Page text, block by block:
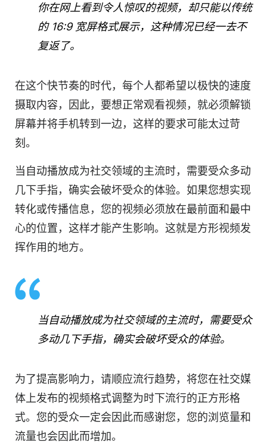
你在网上看到令人惊叹的视频，却只能以传统
的 16:9 宽屏格式展示，这种情况已经一去不
复返了。
在这个快节奏的时代，每个人都希望以极快的速度
摄取内容，因此，要想正常观看视频，就必须解锁
屏幕并将手机转到一边，这样的要求可能太过苛
刻。
当自动播放成为社交领域的主流时，需要受众多动
几下手指，确实会破坏受众的体验。如果您想实现
转化或传播信息，您的视频必须放在最前面和最中
心的位置，这样才能产生影响。这就是方形视频发
挥作用的地方。
当自动播放成为社交领域的主流时，需要受众
多动几下手指，确实会破坏受众的体验。
为了提高影响力，请顺应流行趋势，将您在社交媒
体 上发布的视频格式调整为时下流行的正方形格
式。您的受众一定会因此而感谢您，您的浏览量和
流量也会因此而增加。